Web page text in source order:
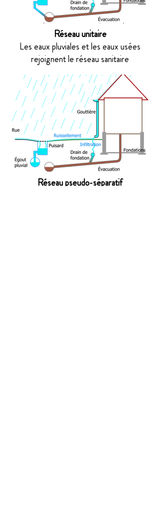
Réseau unitaire
Les eaux pluviales et les eaux usées
rejoignent le réseau sanitaire
Réseau pseudo-séparatif